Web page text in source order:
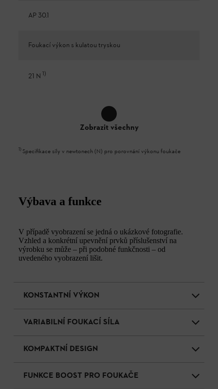
AP 30.1
Foukací výkon s kulatou tryskou
21 N 1)
Zobrazit všechny
1) Specifikace síly v newtonech (N) pro porovnání výkonu foukače
Výbava a funkce
V případě vyobrazení se jedná o ukázkové fotografie.
Vzhled a konkrétní upevnění prvků příslušenství na
výrobku se může – při podobné funkčnosti – od
uvedeného vyobrazení lišit.
KONSTANTNÍ VÝKON
VARIABILNÍ FOUKACÍ SÍLA
KOMPAKTNÍ DESIGN
FUNKCE BOOST PRO FOUKAČE